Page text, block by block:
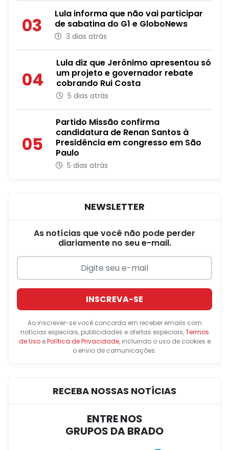
03
Lula informa que não vai participar
de sabatina do G1 e GloboNews
3 dias atrás
04
Lula diz que Jerônimo apresentou só
um projeto e governador rebate
cobrando Rui Costa
5 dias atrás
05
Partido Missão confirma
candidatura de Renan Santos à
Presidência em congresso em São
Paulo
5 dias atrás
NEWSLETTER
As notícias que você não pode perder
diariamente no seu e-mail.
INSCREVA-SE
Ao inscrever-se você concorda em receber emails com
notícias especiais, publicidades e ofertas especiais,Termos
de UsoePolítica de Privacidade, incluindo o uso de cookies e
o envio de comunicações.
RECEBA NOSSAS NOTÍCIAS
ENTRE NOS
GRUPOS DA BRADO